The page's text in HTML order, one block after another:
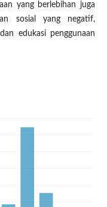
yang berlebihan juga
sosial yang negatif,
edukasi penggunaan